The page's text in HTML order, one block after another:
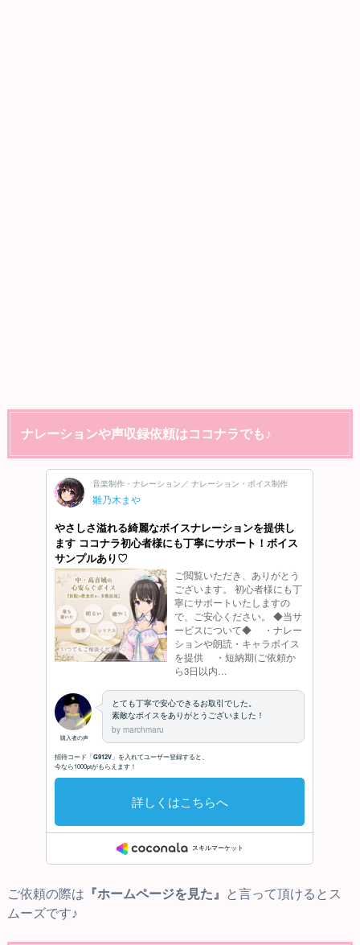
ナレーションや声収録依頼はココナラでも♪
ご依頼の際は 『ホームページを見た』
と言って頂けるとス
ムーズです♪